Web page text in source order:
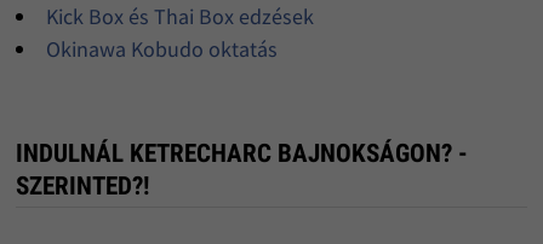
Kick Box és Thai Box edzések
Okinawa Kobudo oktatás
INDULNÁL KETRECHARC BAJNOKSÁGON? -
SZERINTED?!